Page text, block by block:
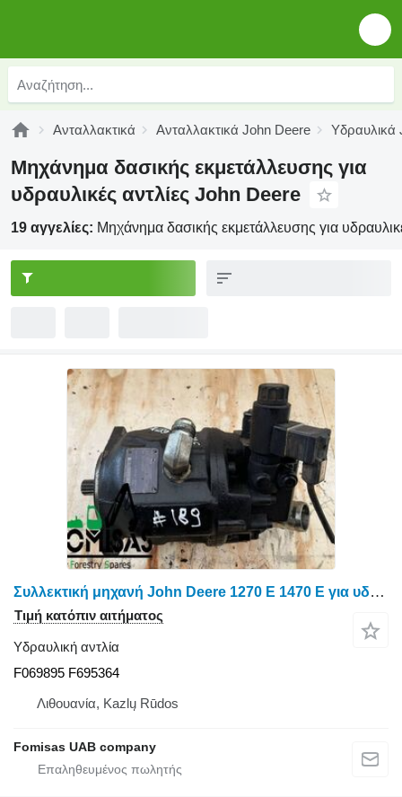
Ανταλλακτικά Ανταλλακτικά John Deere Υδραυλικά
Μηχάνημα δασικής εκμετάλλευσης για
υδραυλικές αντλίες John Deere
19 αγγελίες: Μηχάνημα δασικής εκμετάλλευσης για
Συλλεκτική μηχανή John Deere 1270 E 1470 E για υδραυλική αντλία F069895 F695364
Τιμή κατόπιν αιτήματος
Υδραυλική αντλία
F069895 F695364
Λιθουανία, Kazlų Rūdos
Fomisas UAB company